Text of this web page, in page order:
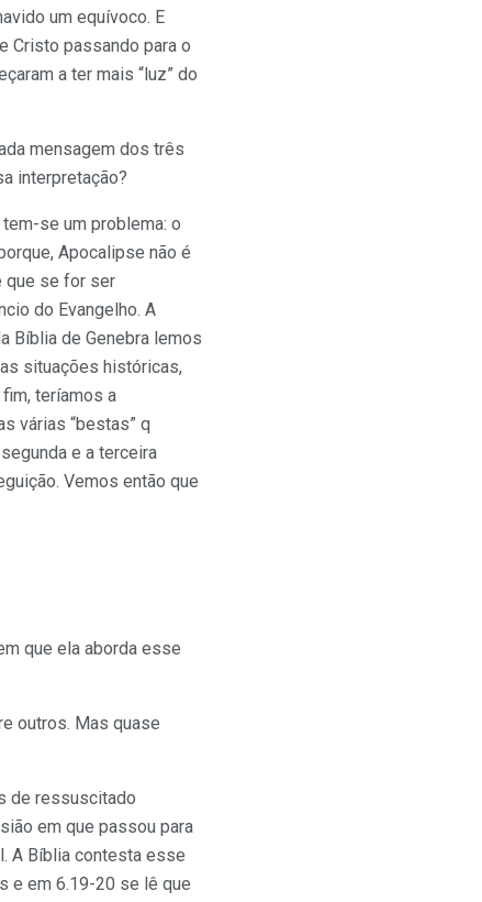
um equívoco. E
Cristo passando para o
a ter mais “luz” do
mensagem dos três
interpretação?
se um problema: o
Apocalipse não é
que se for ser
do Evangelho. A
Bíblia de Genebra lemos
situações históricas,
teríamos a
várias “bestas” q
e a terceira
Vemos então que
que ela aborda esse
outros. Mas quase
de ressuscitado
em que passou para
A Bíblia contesta esse
e em 6.19-20 se lê que